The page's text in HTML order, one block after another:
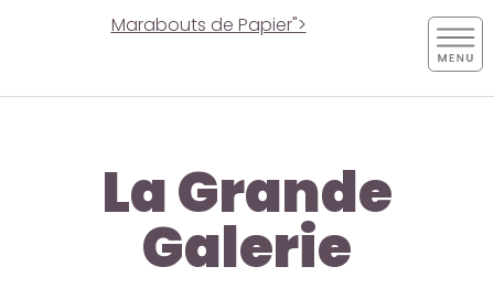
Marabouts de Papier">
La Grande
Galerie